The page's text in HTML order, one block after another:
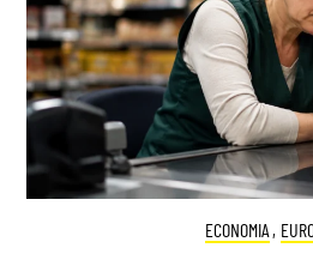
ECONOMIA ,